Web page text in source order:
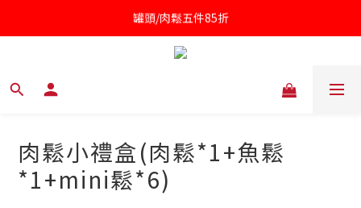
凱撒醬第二件半價
針對近期供應商油品檢驗不符法規聲明書
肉鬆小禮盒(肉鬆*1+魚鬆
*1+mini鬆*6)